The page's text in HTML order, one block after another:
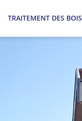
TRAITEMENT DES BOIS